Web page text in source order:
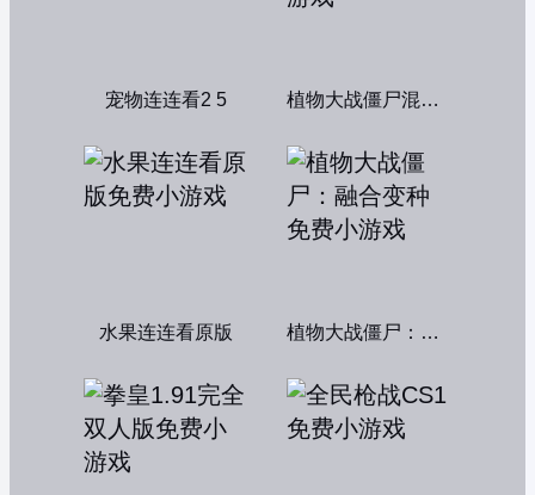
宠物连连看2 5 植物大战僵尸混合版
水果连连看原版 植物大战僵尸：融合变种